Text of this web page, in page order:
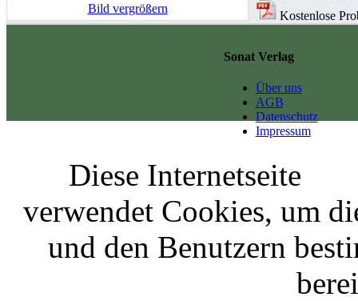
Bild vergrößern
Kostenlose
Sonat Verlag
Über uns
AGB
Datenschutz
Impressum
Diese Internetseite
verwendet Cookies, um
und den Benutzern